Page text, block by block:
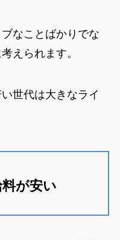
なことばかりでな
えられます。
世代は大きなライ
が安い